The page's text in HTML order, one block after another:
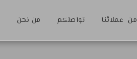
من عملائنا تواصلكم من نحن